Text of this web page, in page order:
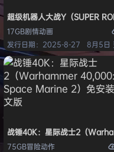
超级机器人大战Y（SUPER
17GB剧情动画
发行日期：2025-8-27
8月5日
战锤40K：星际战士2（
75GB冒险动作